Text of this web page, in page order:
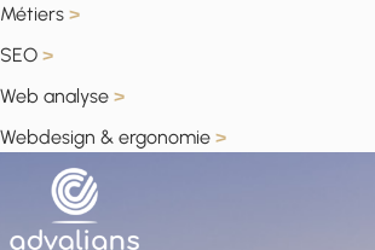
Métiers >
SEO >
Web analyse >
Webdesign & ergonomie >